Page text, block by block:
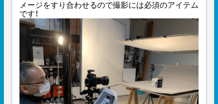
メージをすり合わせるので撮影には必須のアイテム
です！